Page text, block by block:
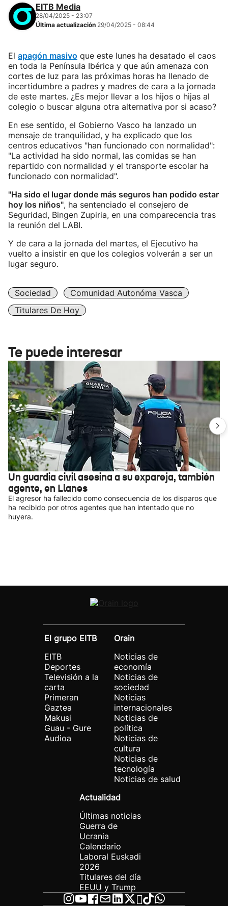
EITB Media
28/04/2025 - 23:07
Última actualización 29/04/2025 - 08:44
El apagón masivo que este lunes ha desatado el caos
en toda la Península Ibérica y que aún amenaza con
cortes de luz para las próximas horas ha llenado de
incertidumbre a padres y madres de cara a la jornada
de este martes. ¿Es mejor llevar a los hijos o hijas al
colegio o buscar alguna otra alternativa por si acaso?
En ese sentido, el Gobierno Vasco ha lanzado un
mensaje de tranquilidad, y ha explicado que los
centros educativos "han funcionado con normalidad":
"La actividad ha sido normal, las comidas se han
repartido con normalidad y el transporte escolar ha
funcionado con normalidad".
"Ha sido el lugar donde más seguros han podido estar
hoy los niños", ha sentenciado el consejero de
Seguridad, Bingen Zupiria, en una comparecencia tras
la reunión del LABI.
Y de cara a la jornada del martes, el Ejecutivo ha
vuelto a insistir en que los colegios volverán a ser un
lugar seguro.
Sociedad
Comunidad Autonóma Vasca
Titulares De Hoy
Te puede interesar
Un guardia civil asesina a su expareja, también
agente, en Llanes
El agresor ha fallecido como consecuencia de los disparos que
ha recibido por otros agentes que han intentado que no
huyera.
El grupo EITB
EITB
Deportes
Televisión a la
carta
Primeran
Gaztea
Makusi
Guau - Gure
Audioa
Orain
Noticias de
economía
Noticias de
sociedad
Noticias
internacionales
Noticias de
política
Noticias de
cultura
Noticias de
tecnología
Noticias de salud
Actualidad
Últimas noticias
Guerra de
Ucrania
Calendario
Laboral Euskadi
2026
Titulares del día
EEUU y Trump